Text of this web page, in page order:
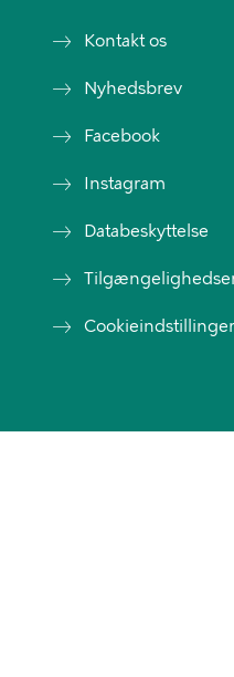
Kontakt os
Nyhedsbrev
Facebook
Instagram
Databeskyttelse
Cookieindstillinger